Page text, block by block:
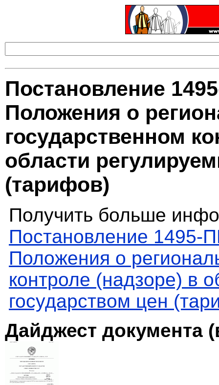
Постановление
Положения о
государственном
области
(тарифов)
Получить больше
Постановление 1495-
Положения о
контроле (надзоре) в
государством цен
Дайджест документа